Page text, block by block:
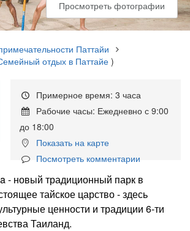
Просмотреть фотографии
Паттайи
отдых в Паттайе )
Примерное время: 3 часа
Рабочие часы: Ежедневно с 9:00
до 18:00
Показать на карте
Посмотреть комментарии
- новый традиционный парк в
тайское царство - здесь
ценности и традиции 6-ти
Таиланд.